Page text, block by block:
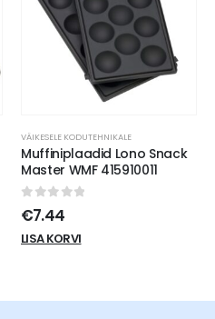
VÄIKESELE KODUTEHNIKALE
Varumopp Lamart LT8027-
le
0
€3.35
LISA KORVI